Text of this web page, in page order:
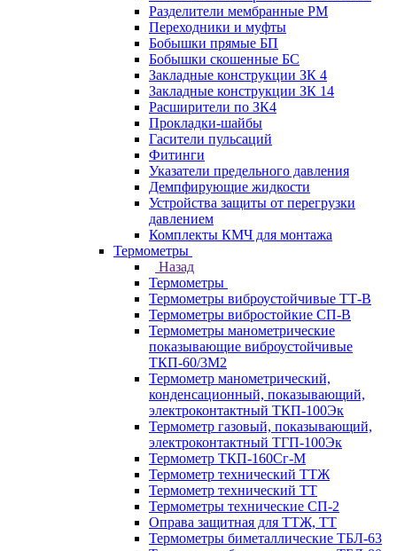
Разделители мембранные РМ
Переходники и муфты
Бобышки прямые БП
Бобышки скошенные БС
Закладные конструкции ЗК 4
Закладные конструкции ЗК 14
Расширители по ЗК4
Прокладки-шайбы
Гасители пульсаций
Фитинги
Указатели предельного давления
Демпфирующие жидкости
Устройства защиты от перегрузки
давлением
Комплекты КМЧ для монтажа
Термометры
Назад
Термометры
Термометры виброустойчивые ТТ-В
Термометры вибростойкие СП-В
Термометры манометрические
показывающие виброустойчивые
ТКП-60/3М2
Термометр манометрический,
конденсационный, показывающий,
электроконтактный ТКП-100Эк
Термометр газовый, показывающий,
электроконтактный ТГП-100Эк
Термометр ТКП-160Сг-М
Термометр технический ТТЖ
Термометр технический ТТ
Термометры технические СП-2
Оправа защитная для ТТЖ, ТТ
Термометры биметаллические ТБЛ-63